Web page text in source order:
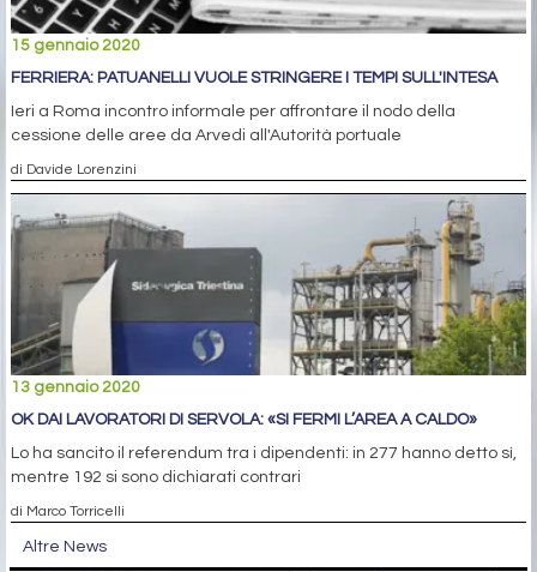
15 gennaio 2020
FERRIERA: PATUANELLI VUOLE STRINGERE I TEMPI SULL'INTESA
Ieri a Roma incontro informale per affrontare il nodo della
cessione delle aree da Arvedi all'Autorità portuale
di Davide Lorenzini
13 gennaio 2020
OK DAI LAVORATORI DI SERVOLA: «SI FERMI L’AREA A CALDO»
Lo ha sancito il referendum tra i dipendenti: in 277 hanno detto sì,
mentre 192 si sono dichiarati contrari
di Marco Torricelli
Altre News